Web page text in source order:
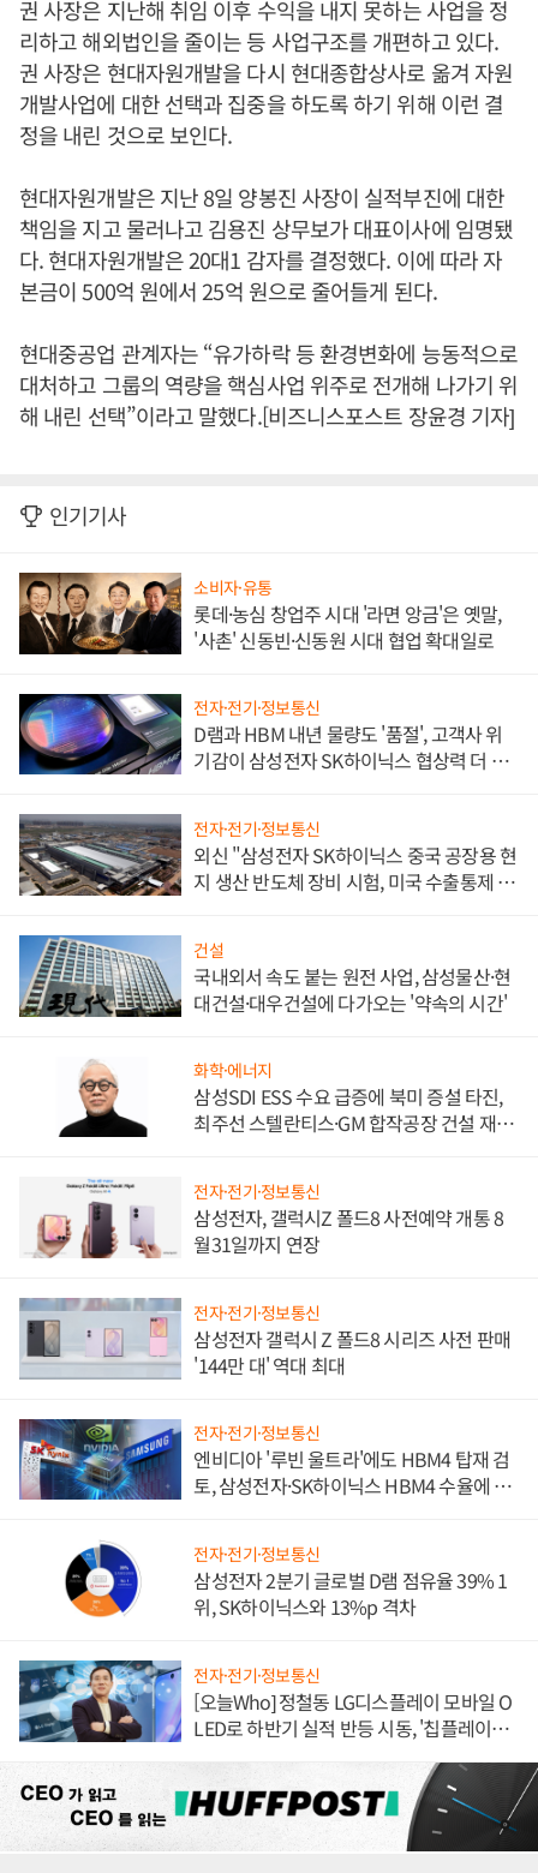
권 사장은 지난해 취임 이후 수익을 내지 못하는 사업을 정
리하고 해외법인을 줄이는 등 사업구조를 개편하고 있다.
권 사장은 현대자원개발을 다시 현대종합상사로 옮겨 자원
개발사업에 대한 선택과 집중을 하도록 하기 위해 이런 결
정을 내린 것으로 보인다.
현대자원개발은 지난 8일 양봉진 사장이 실적부진에 대한
책임을 지고 물러나고 김용진 상무보가 대표이사에 임명됐
다. 현대자원개발은 20대1 감자를 결정했다. 이에 따라 자
본금이 500억 원에서 25억 원으로 줄어들게 된다.
현대중공업 관계자는 “유가하락 등 환경변화에 능동적으로
대처하고 그룹의 역량을 핵심사업 위주로 전개해 나가기 위
해 내린 선택”이라고 말했다.[비즈니스포스트 장윤경 기자]
인기기사
소비자·유통
롯데·농심 창업주 시대 '라면 앙금'은 옛말,
'사촌' 신동빈·신동원 시대 협업 확대일로
전자·전기·정보통신
D램과 HBM 내년 물량도 '품절', 고객사 위
기감이 삼성전자 SK하이닉스 협상력 더 키
전자·전기·정보통신
외신 "삼성전자 SK하이닉스 중국 공장용 현
지 생산 반도체 장비 시험, 미국 수출통제 대
건설
국내외서 속도 붙는 원전 사업, 삼성물산·현
대건설·대우건설에 다가오는 '약속의 시간'
화학·에너지
삼성SDI ESS 수요 급증에 북미 증설 타진,
최주선 스텔란티스·GM 합작공장 건설 재추
전자·전기·정보통신
삼성전자, 갤럭시Z 폴드8 사전예약 개통 8
월31일까지 연장
전자·전기·정보통신
삼성전자 갤럭시 Z 폴드8 시리즈 사전 판매
'144만 대' 역대 최대
전자·전기·정보통신
엔비디아 '루빈 울트라'에도 HBM4 탑재 검
토, 삼성전자·SK하이닉스 HBM4 수율에 주
전자·전기·정보통신
삼성전자 2분기 글로벌 D램 점유율 39% 1
위, SK하이닉스와 13%p 격차
전자·전기·정보통신
[오늘Who] 정철동 LG디스플레이 모바일 O
LED로 하반기 실적 반등 시동, '칩플레이